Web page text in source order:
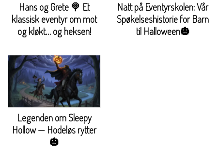
Hans og Grete 🍭 Et
klassisk eventyr om mot
og kløkt… og heksen!
Natt på Eventyrskolen: Vår
Spøkelseshistorie for Barn
til Halloween🎃
Legenden om Sleepy
Hollow — Hodeløs rytter
🎃